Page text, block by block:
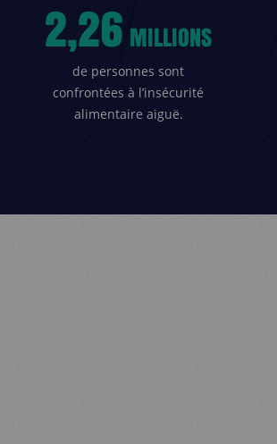
2,26MILLIONS
de personnes sont
confrontées à l’insécurité
alimentaire aiguë.